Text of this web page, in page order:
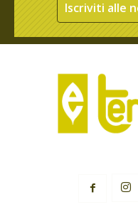
Iscriviti alle